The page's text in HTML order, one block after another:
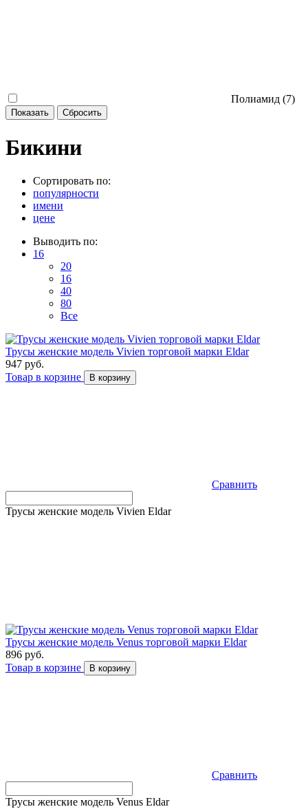
Полиамид (7)
Бикини
Сортировать по:
популярности
имени
цене
Выводить по:
16
20
16
40
80
Все
Трусы женские модель Vivien торговой марки Eldar
947 руб.
Товар в корзине
В корзину
Сравнить
Трусы женские модель Vivien Eldar
Трусы женские модель Venus торговой марки Eldar
896 руб.
Товар в корзине
В корзину
Сравнить
Трусы женские модель Venus Eldar